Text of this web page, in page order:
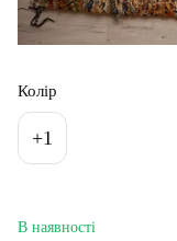
Колір
+1
В наявності